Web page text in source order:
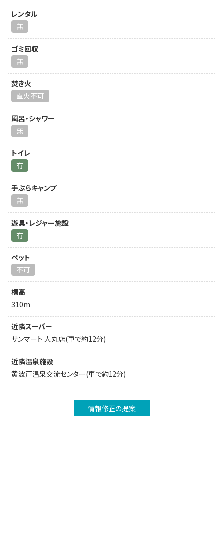
レンタル
無
ゴミ回収
無
焚き火
直火不可
風呂・シャワー
無
トイレ
有
手ぶらキャンプ
無
遊具・レジャー施設
有
ペット
不可
標高
310m
近隣スーパー
サンマート 人丸店(車で約12分)
近隣温泉施設
黄波戸温泉交流センター(車で約12分)
情報修正の提案